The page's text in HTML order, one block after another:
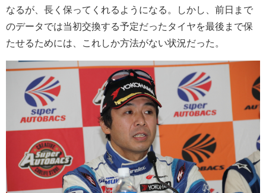
なるが、長く保ってくれるようになる。しかし、前日まで
のデータでは当初交換する予定だったタイヤを最後まで保
たせるためには、これしか方法がない状況だった。